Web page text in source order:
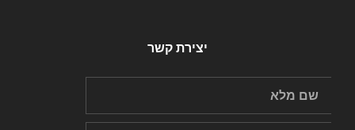
יצירת קשר